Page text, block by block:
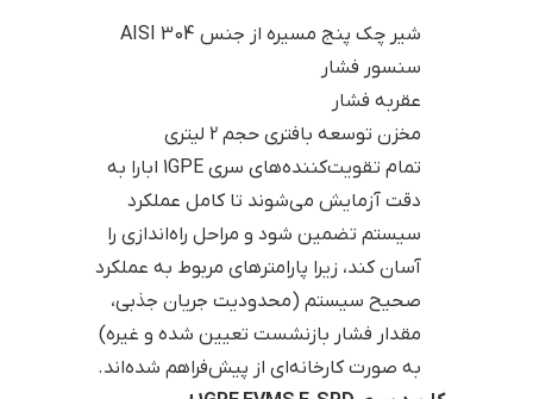
شیر چک پنج مسیره از جنس AISI 304
سنسور فشار
عقربه فشار
مخزن توسعه بافتری حجم 2 لیتری
تمام تقویت‌کننده‌های سری 1GPE ابارا به
دقت آزمایش می‌شوند تا کامل عملکرد
سیستم تضمین شود و مراحل راه‌اندازی را
آسان کند، زیرا پارامترهای مربوط به عملکرد
صحیح سیستم (محدودیت جریان جذبی،
مقدار فشار بازنشست تعیین شده و غیره)
به صورت کارخانه‌ای از پیش‌فراهم شده‌اند.